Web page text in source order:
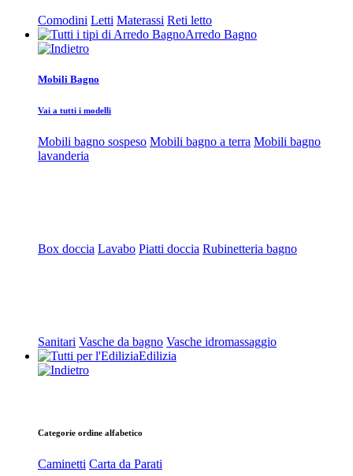
Comodini Letti Materassi Reti letto
Arredo Bagno
Mobili Bagno
Vai a tutti i modelli
Mobili bagno sospeso Mobili bagno a terra Mobili bagno
lavanderia
Box doccia Lavabo Piatti doccia Rubinetteria bagno
Sanitari Vasche da bagno Vasche idromassaggio
Edilizia
Categorie ordine alfabetico
Caminetti Carta da Parati